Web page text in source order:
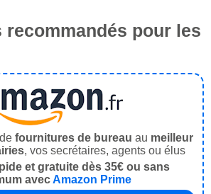
recommandés pour les
fournitures de bureau au meilleur
, vos secrétaires, agents ou élus
et gratuite dès 35€ ou sans
avecAmazon Prime